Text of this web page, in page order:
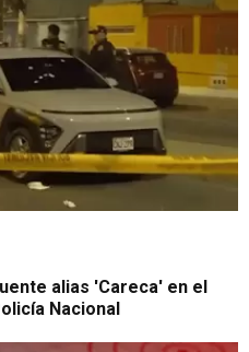
alias 'Careca' en el
Nacional